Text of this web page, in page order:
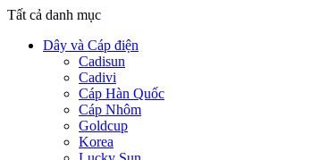
Tất cả danh mục
Dây và Cáp điện
Cadisun
Cadivi
Cáp Hàn Quốc
Cáp Nhôm
Goldcup
Korea